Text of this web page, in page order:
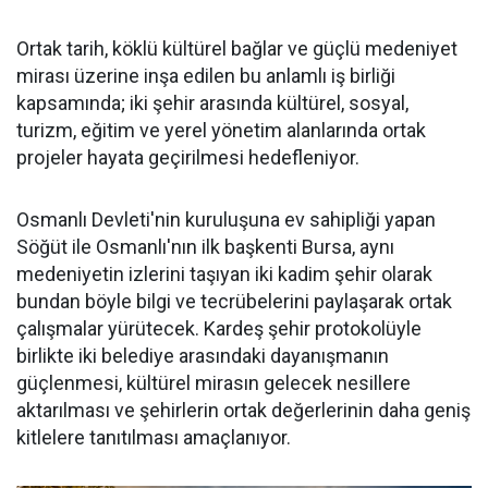
Ortak tarih, köklü kültürel bağlar ve güçlü medeniyet
mirası üzerine inşa edilen bu anlamlı iş birliği
kapsamında; iki şehir arasında kültürel, sosyal,
turizm, eğitim ve yerel yönetim alanlarında ortak
projeler hayata geçirilmesi hedefleniyor.
Osmanlı Devleti'nin kuruluşuna ev sahipliği yapan
Söğüt ile Osmanlı'nın ilk başkenti Bursa, aynı
medeniyetin izlerini taşıyan iki kadim şehir olarak
bundan böyle bilgi ve tecrübelerini paylaşarak ortak
çalışmalar yürütecek. Kardeş şehir protokolüyle
birlikte iki belediye arasındaki dayanışmanın
güçlenmesi, kültürel mirasın gelecek nesillere
aktarılması ve şehirlerin ortak değerlerinin daha geniş
kitlelere tanıtılması amaçlanıyor.